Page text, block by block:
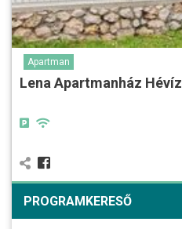
Apartman
Lena Apartmanház Hévíz
PROGRAMKERESŐ